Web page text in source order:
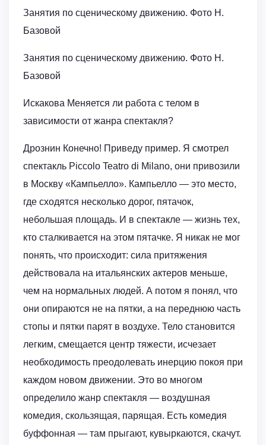
Занятия по сценическому движению. Фото Н.
Базовой
Занятия по сценическому движению. Фото Н.
Базовой
Искакова Меняется ли работа с телом в
зависимости от жанра спектакля?
Дрознин Конечно! Приведу пример. Я смотрел
спектакль Piccolo Teatro di Milano, они привозили
в Москву «Кампьелло». Кампьелло — это место,
где сходятся несколько дорог, пятачок,
небольшая площадь. И в спектакле — жизнь тех,
кто сталкивается на этом пятачке. Я никак не мог
понять, что происходит: сила притяжения
действовала на итальянских актеров меньше,
чем на нормальных людей. А потом я понял, что
они опираются не на пятки, а на переднюю часть
стопы и пятки парят в воздухе. Тело становится
легким, смещается центр тяжести, исчезает
необходимость преодолевать инерцию покоя при
каждом новом движении. Это во многом
определило жанр спектакля — воздушная
комедия, скользящая, парящая. Есть комедия
буффонная — там прыгают, кувыркаются, скачут.